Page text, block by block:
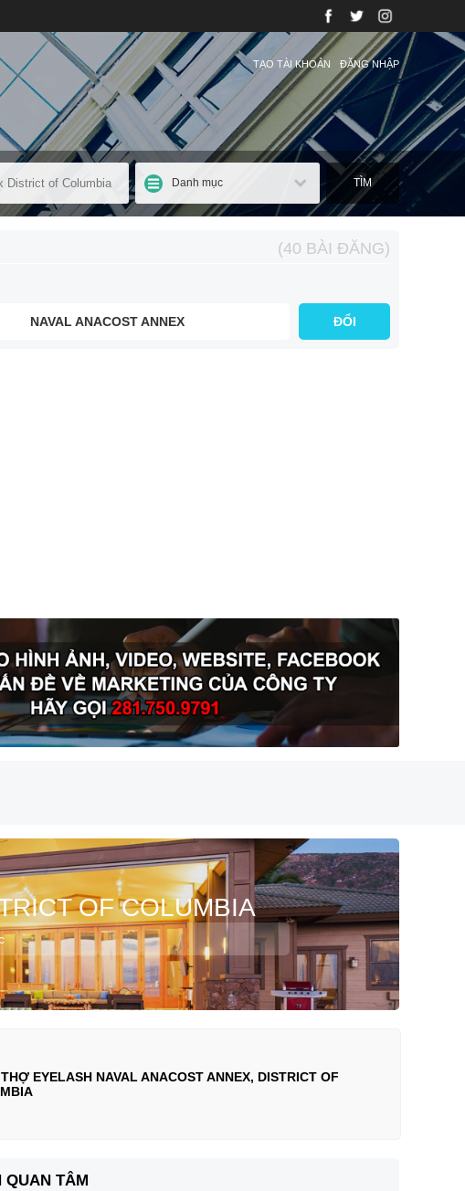
ĐĂNG NHẬP
TẠO TÀI KHOẢN
Danh mục TÌM
(40 BÀI ĐĂNG)
NAVAL ANACOST ANNEX ĐỔI
OF COLUMBIA
THỢ EYELASH NAVAL ANACOST ANNEX, DISTRICT OF
QUAN TÂM